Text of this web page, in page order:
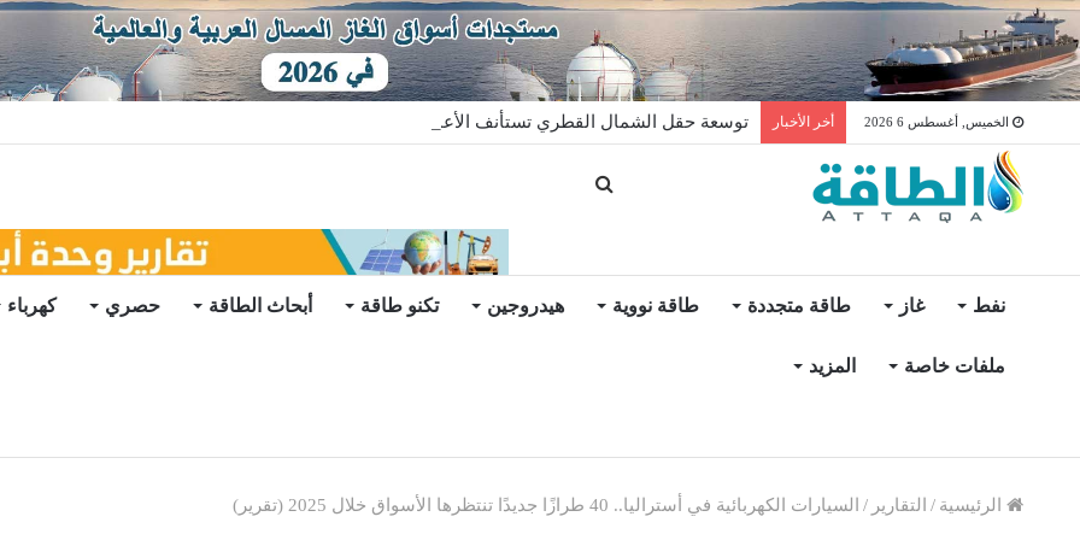
الخميس, أغسطس 6 2026 أخر الأخبار توسعة حقل الشمال القطري تستأنف الأعمال بعد تعليق مؤقت
نفط غاز طاقة متجددة طاقة نووية هيدروجين تكنو طاقة أبحاث الطاقة حصري كهرباء
ملفات خاصة المزيد
الرئيسية / التقارير / السيارات الكهربائية في أستراليا.. 40 طرازًا جديدًا تنتظرها الأسواق خلال 2025 (تقرير)